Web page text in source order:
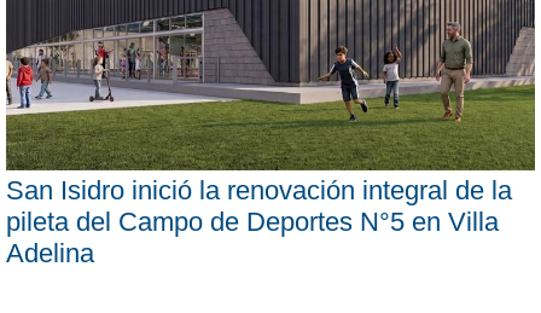
San Isidro inició la renovación integral de la
pileta del Campo de Deportes N°5 en Villa
Adelina